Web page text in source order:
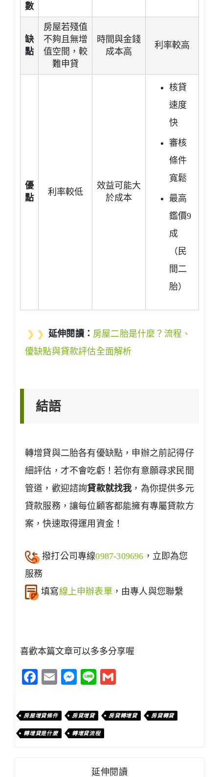
數
缺
點
房屋若殘值
不夠且無增
值空間，較
難申貸
時間與金錢
成本高
利率較高
優
點
利率較低
效益可能大
於成本
核貸
速度
快
審核
條件
寬鬆
最高
鑑價9
成
（民
間二
胎）
❯ ❯ 延伸閱讀： 房屋二胎是什麼？流程、
優缺點與貸款評估全面解析
結語
轉增貸與二胎各有優缺點，申辦之前記得仔
細評估，才不會吃虧！若你有意願尋求民間
管道，歡迎諮詢貸款就找我 ，為你提供多元
貸款服務，讓每位顧客都能擁有專屬貸款方
案，快速取得運用資金！
撥打公司專線0987-309696 ，立即為您
服務
填寫線上申辦表單 ，由專人與您聯繫
喜歡本篇文章可以多多分享喔
Facebook
EmailMessenger
Line
房屋增貸條件 房貸增貸 房貸轉增貸 房貸轉貸
轉增貸是什麼 轉增貸流程
延伸閱讀